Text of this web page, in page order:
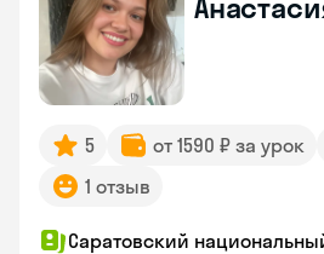
5 от 1590 ₽ за урок
1 отзыв
Саратовский